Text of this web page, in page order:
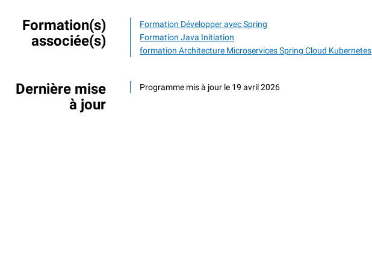
Formation(s)
associée(s)
Formation Développer avec Spring
Formation Java Initiation
formation Architecture Microservices Spring Cloud Kubernetes
Dernière mise
à jour
Programme mis à jour le 19 avril 2026